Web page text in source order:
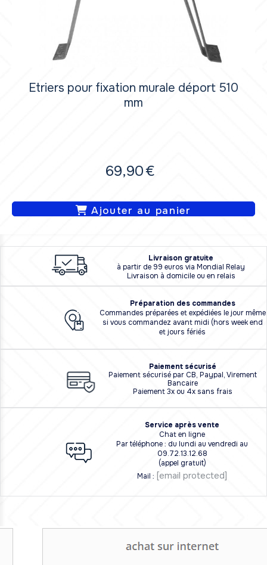
Etriers pour fixation murale déport 510
mm
69,90€
Ajouter au panier
Livraison gratuite
à partir de 99 euros via Mondial Relay
Livraison à domicile ou en relais
Préparation des commandes
Commandes préparées et expédiées le jour même
si vous commandez avant midi (hors week end
et jours fériés
Paiement sécurisé
Paiement sécurisé par CB, Paypal, Virement
Bancaire
Paiement 3x ou 4x sans frais
Service après vente
Chat en ligne
Par téléphone : du lundi au vendredi au
09.72.13.12.68
(appel gratuit)
Mail : [email protected]